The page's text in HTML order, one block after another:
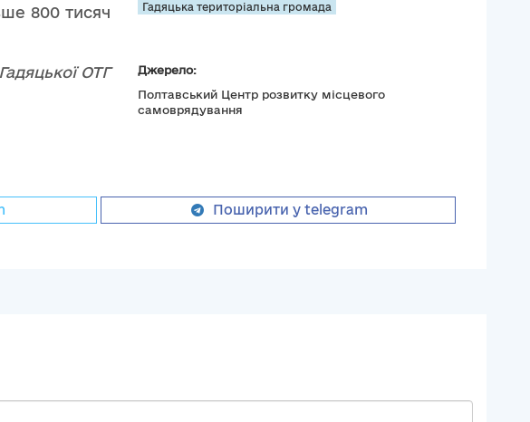
800 тисяч
ОТГ
Гадяцька територіальна громада
Джерело:
Полтавський Центр розвитку місцевого
самоврядування
Поширити у telegram